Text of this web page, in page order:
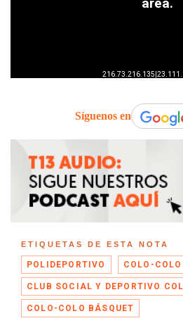
Síguenos en
ETIQUETAS DE ESTA NOTA
POLIDEPORTIVO COLO-COLO
CLUB SOCIAL Y DEPORTIVO
COLO-COLO BÁSQUET